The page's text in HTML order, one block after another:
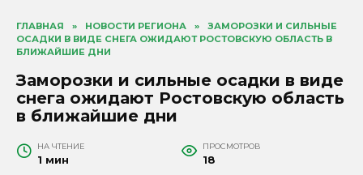
ГЛАВНАЯ » НОВОСТИ РЕГИОНА »
ЗАМОРОЗКИ И СИЛЬНЫЕ
ОСАДКИ В ВИДЕ СНЕГА ОЖИДАЮТ РОСТОВСКУЮ ОБЛАСТЬ В
БЛИЖАЙШИЕ ДНИ
Заморозки и сильные осадки в виде
снега ожидают Ростовскую область
в ближайшие дни
НА ЧТЕНИЕ
1 мин
ПРОСМОТРОВ
18